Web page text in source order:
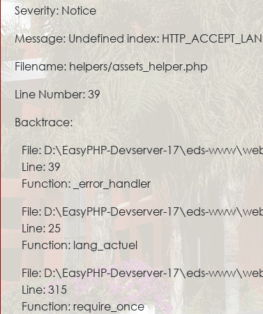
Severity: Notice
Message: Undefined index:
Filename: helpers/assets_helper.php
Line Number: 39
Backtrace:
File: D:\EasyPHP-Devserver-17\eds-
Line: 39
Function: _error_handler
File: D:\EasyPHP-Devserver-17\eds-
Line: 25
Function: lang_actuel
File: D:\EasyPHP-Devserver-17\eds-
Line: 315
Function: require_once